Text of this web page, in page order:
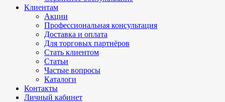
Клиентам
Акции
Профессиональная консультация
Доставка и оплата
Для торговых партнёров
Стать клиентом
Статьи
Частые вопросы
Каталоги
Контакты
Личный кабинет